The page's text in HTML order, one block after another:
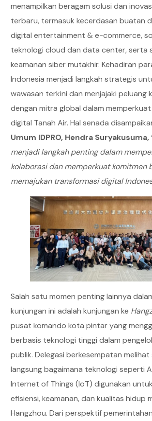
menampilkan beragam solusi dan
terbaru, termasuk kecerdasan buatan
digital entertainment & e-commerce,
teknologi cloud dan data center, serta
keamanan siber mutakhir. Kehadiran
Indonesia menjadi langkah strategis
wawasan terkini dan menjajaki peluang
dengan mitra global dalam
digital Tanah Air. Hal senada
Umum IDPRO, Hendra Suryakusuma,
menjadi langkah penting dalam
kolaborasi dan memperkuat komitmen
memajukan transformasi digital
Salah satu momen penting lainnya
kunjungan ini adalah kunjungan ke
pusat komando kota pintar yang
berbasis teknologi tinggi dalam
publik. Delegasi berkesempatan melihat
langsung bagaimana teknologi seperti
Internet of Things (IoT) digunakan
efisiensi, keamanan, dan kualitas hidup
Hangzhou. Dari perspektif